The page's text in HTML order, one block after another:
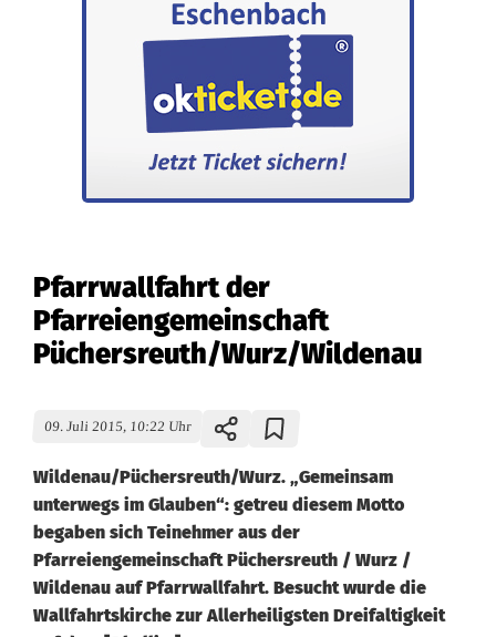
Pfarrwallfahrt der
Pfarreiengemeinschaft
Püchersreuth/Wurz/Wildenau
09. Juli 2015, 10:22 Uhr
Wildenau/Püchersreuth/Wurz. „Gemeinsam
unterwegs im Glauben“: getreu diesem Motto
begaben sich Teinehmer aus der
Pfarreiengemeinschaft Püchersreuth / Wurz /
Wildenau auf Pfarrwallfahrt. Besucht wurde die
Wallfahrtskirche zur Allerheiligsten Dreifaltigkeit